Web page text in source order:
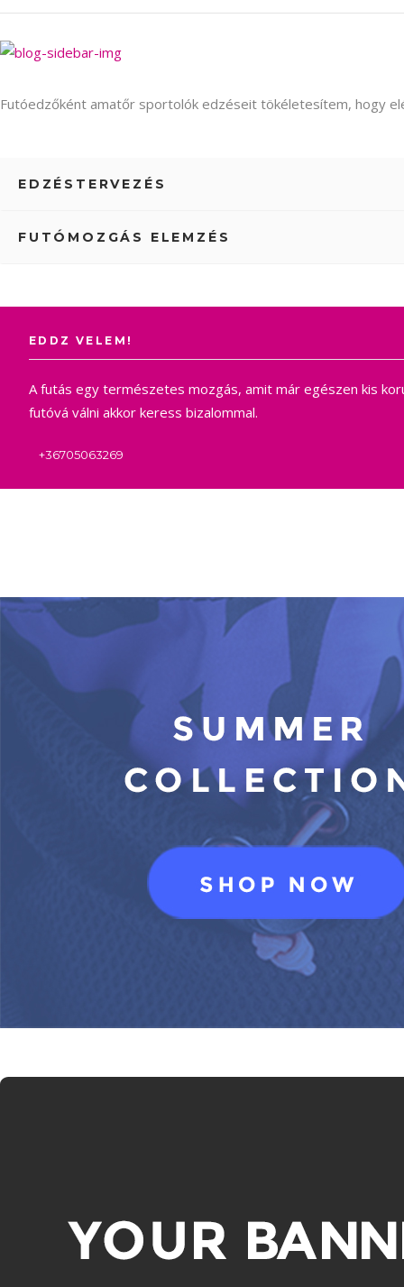
Futóedzőként amatőr sportolók edzéseit tökéletesítem, hogy
EDZÉSTERVEZÉS
FUTÓMOZGÁS ELEMZÉS
EDDZ VELEM!
A futás egy természetes mozgás, amit már egészen kis
futóvá válni akkor keress bizalommal.
+36705063269